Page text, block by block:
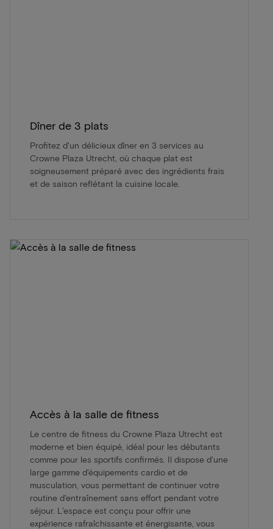
Dîner de 3 plats
Profitez d'un délicieux dîner en 3 services au
Crowne Plaza Utrecht, où chaque plat est
soigneusement préparé avec des ingrédients frais
et de saison reflétant la cuisine locale.
Accès à la salle de fitness
Le centre de fitness du Crowne Plaza Utrecht est
moderne et bien équipé, idéal pour les débutants
comme pour les sportifs confirmés. Il dispose d'une
large gamme d'équipements cardio et de
musculation, vous permettant de continuer votre
routine d'entraînement sans effort pendant votre
séjour. L'espace est conçu pour offrir une
expérience rafraîchissante et énergisante, vous